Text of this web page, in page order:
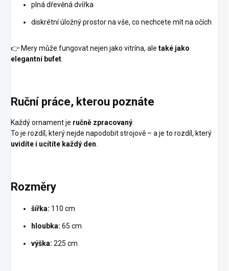
plná dřevěná dvířka
diskrétní úložný prostor na vše, co nechcete mít na očích
👉 Mery může fungovat nejen jako vitrína, ale také jako
elegantní bufet
Ruční práce, kterou poznáte
Každý ornament je ručně zpracovaný.
To je rozdíl, který nejde napodobit strojově – a je to rozdíl, který
uvidíte i ucítíte každý den.
Rozměry
šířka: 110 cm
hloubka: 65 cm
výška: 225 cm